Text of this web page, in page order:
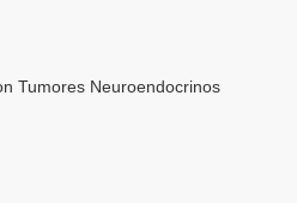
Tumores Neuroendocrinos